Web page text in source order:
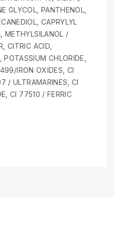
GLYCOL, PANTHENOL,
CAPRYLYL
METHYLSILANOL /
CITRIC ACID,
CHLORIDE,
IRON OXIDES, CI
/ ULTRAMARINES, CI
CI 77510 / FERRIC